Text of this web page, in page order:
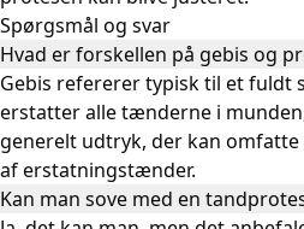
Spørgsmål og svar
Hvad er forskellen på gebis og
Gebis refererer typisk til et
erstatter alle tænderne i
generelt udtryk, der kan
af erstatningstænder.
Kan man sove med en